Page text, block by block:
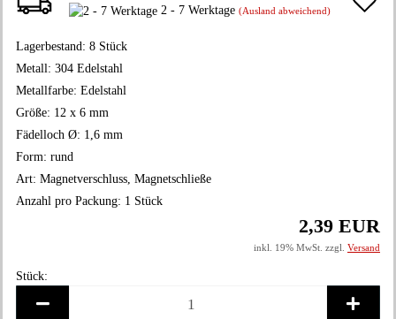
2 - 7 Werktage (Ausland abweichend)
Lagerbestand: 8 Stück
Metall: 304 Edelstahl
Metallfarbe: Edelstahl
Größe: 12 x 6 mm
Fädelloch Ø: 1,6 mm
Form: rund
Art: Magnetverschluss, Magnetschließe
Anzahl pro Packung: 1 Stück
2,39 EUR
inkl. 19% MwSt. zzgl. Versand
Stück: